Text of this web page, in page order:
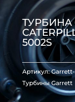
ТУРБИНА
5002S
Артикул:
Турбины Garrett